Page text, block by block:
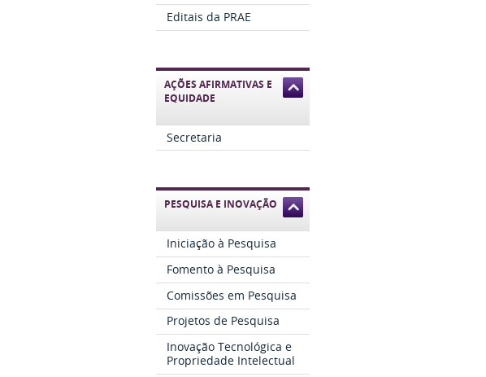
Editais da PRAE
AÇÕES AFIRMATIVAS E
EQUIDADE
Secretaria
PESQUISA E INOVAÇÃO
Iniciação à Pesquisa
Fomento à Pesquisa
Comissões em Pesquisa
Projetos de Pesquisa
Inovação Tecnológica e
Propriedade Intelectual